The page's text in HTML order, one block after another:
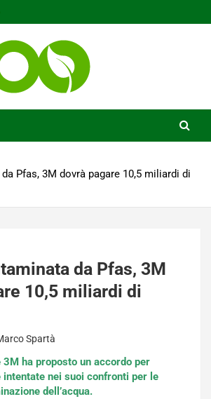
Pfas, 3M dovrà pagare 10,5 miliardi di
da Pfas, 3M
10,5 miliardi di
Spartà
ha proposto un accordo per
intentate nei suoi confronti per le
dell’acqua.